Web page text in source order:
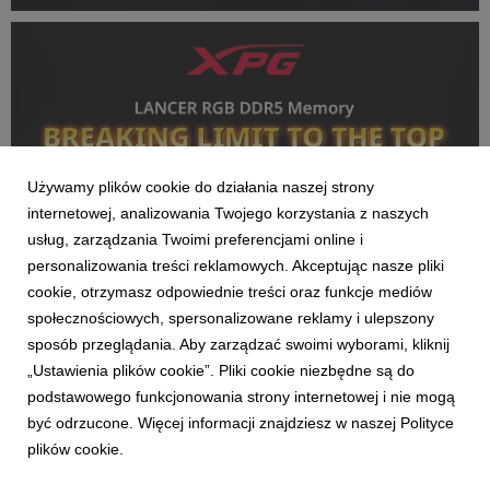
spełniają też rosnące wymagania aplikacji...
XPG
Rekord świata XPG! LANCER RGB DDR5
podkręcony do 12 762 MT/s
3 kwietnia 2025
XPG, e-sportowa marka należąca do tajwańskiej firmy ADATA,
pobiła światowy rekord overclockingu pamięci DDR5. Przy
współpracy z GIGABYTE Technology, model LANCER RGB
Używamy plików cookie do działania naszej strony
internetowej, analizowania Twojego korzystania z naszych
usług, zarządzania Twoimi preferencjami online i
personalizowania treści reklamowych. Akceptując nasze pliki
cookie, otrzymasz odpowiednie treści oraz funkcje mediów
społecznościowych, spersonalizowane reklamy i ulepszony
sposób przeglądania. Aby zarządzać swoimi wyborami, kliknij
„Ustawienia plików cookie”. Pliki cookie niezbędne są do
podstawowego funkcjonowania strony internetowej i nie mogą
być odrzucone. Więcej informacji znajdziesz w naszej Polityce
plików cookie.